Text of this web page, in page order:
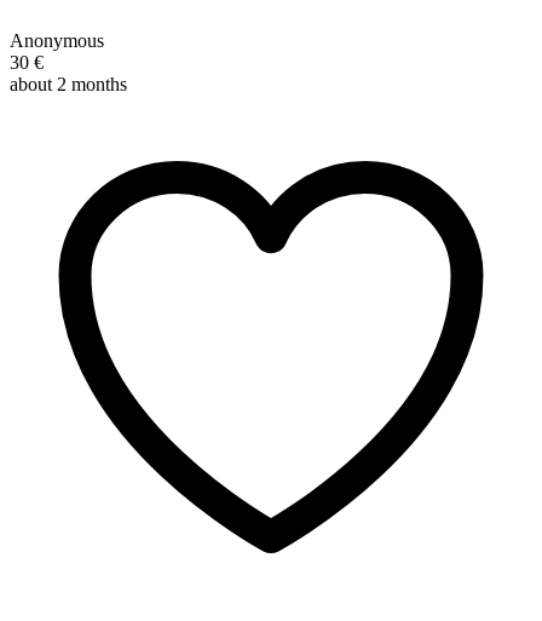
Anonymous
30 €
about 2 months